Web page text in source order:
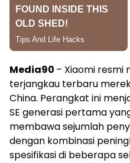
Media90 – Xiaomi
terjangkau terbaru
China. Perangkat ini
SE generasi pertama
membawa sejumlah
dengan kombinasi
spesifikasi di beberapa